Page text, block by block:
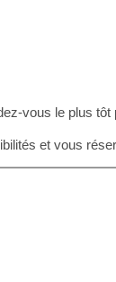
vous le plus
et vous